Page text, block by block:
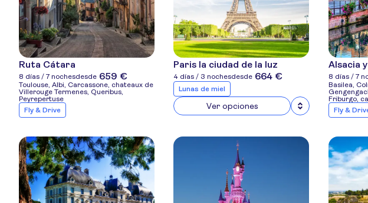
Ruta Cátara
8 días / 7 nochesdesde 659 €
Toulouse, Albi, Carcassone, chateaux de
Villerouge Termenes, Queribus,
Peyrepertuse
Fly & Drive
Paris la ciudad de la luz
4 días / 3 nochesdesde 664 €
Lunas de miel
Ver opciones
Alsacia
8 días / 7
Basilea,
Friburgo,
Fly &